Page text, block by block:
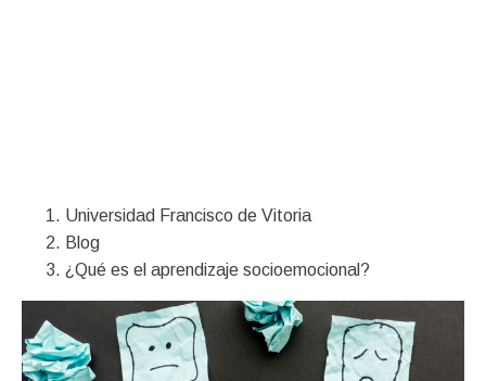
Universidad Francisco de Vitoria
Blog
¿Qué es el aprendizaje socioemocional?